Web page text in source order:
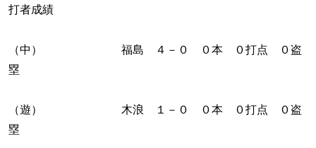
打者成績
（中） 福島 ４－０ ０本 ０打点 ０盗
塁
（遊） 木浪 １－０ ０本 ０打点 ０盗
塁